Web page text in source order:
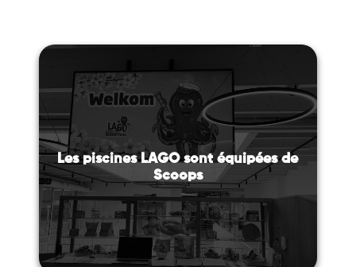
Les piscines LAGO sont équipées de
Scoops